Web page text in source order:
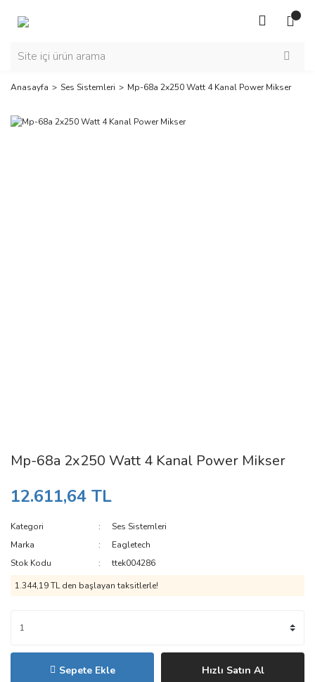
Anasayfa Ses Sistemleri Mp-68a 2x250 Watt 4 Kanal Power Mikser
Mp-68a 2x250 Watt 4 Kanal Power Mikser
12.611,64 TL
Kategori
Ses Sistemleri
Marka
Eagletech
Stok Kodu
ttek004286
1.344,19 TL den başlayan taksitlerle!
Sepete Ekle Hızlı Satın Al